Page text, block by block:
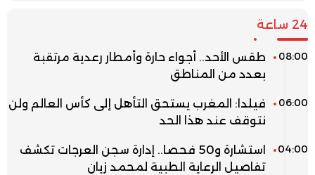
24 ساعة
08:00
طقس الأحد.. أجواء حارة وأمطار رعدية مرتقبة
بعدد من المناطق
06:00
فيلدا: المغرب يستحق التأهل إلى كأس العالم ولن
نتوقف عند هذا الحد
04:00
استشارة و50 فحصا.. إدارة سجن العرجات تكشف
تفاصيل الرعاية الطبية لمحمد زيان